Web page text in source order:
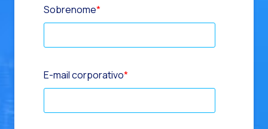
Sobrenome*
E-mail corporativo*